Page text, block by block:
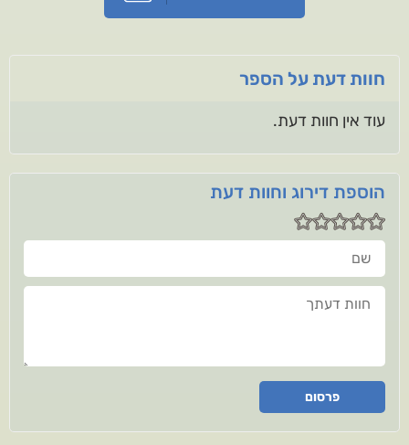
חוות דעת על הספר
עוד אין חוות דעת.
הוספת דירוג וחוות דעת
שם
חוות דעתך
פרסום